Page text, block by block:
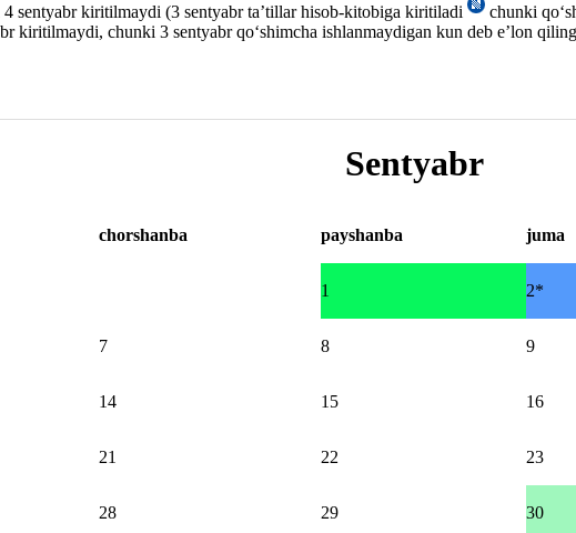
sentyabr kiritilmaydi (3 sentyabr ta’tillar hisob-kitobiga kiritiladi
chunki
kiritilmaydi, chunki 3 sentyabr qoʻshimcha ishlanmaydigan kun deb e’lon
Sentyabr
chorshanba payshanba juma
1 2*
7 8 9
14 15 16
21 22 23
28 29 30